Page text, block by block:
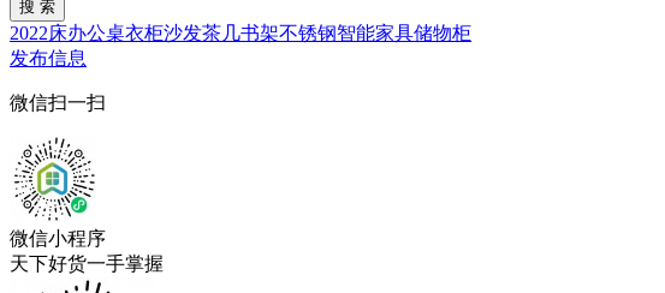
2022床办公桌衣柜沙发茶几书架不锈钢智能家具储物柜
发布信息
微信扫一扫
微信小程序
天下好货一手掌握